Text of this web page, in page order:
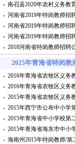
南召县2020年农村义务教
河南省2019年特岗教师招
河南省2019年特岗教师招
河南省2019年特岗教师招
2018河南省特岗教师招聘
2025年青海省特岗教
2016年青海省农牧区义务
2016年青海省农牧区义务
2015年青海省农牧区义务
2015年西宁市公布中小学
2015年青海省中小学校第
2015年青海省海东市中小
海南州2015年特岗教师/第